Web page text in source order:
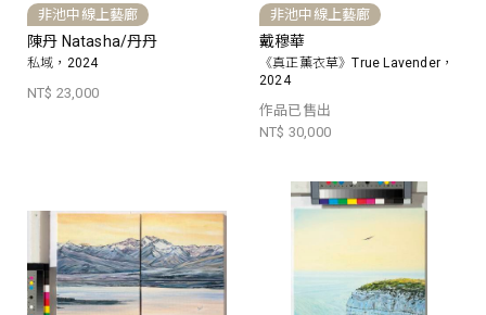
非池中線上藝廊
陳丹 Natasha/丹丹
私域，2024
NT$ 23,000
非池中線上藝廊
戴穆華
《真正薰衣草》True Lavender，
2024
作品已售出
NT$ 30,000